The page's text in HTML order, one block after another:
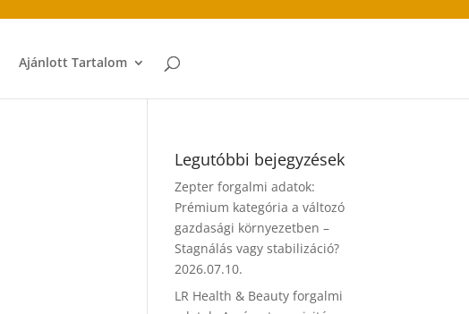
Ajánlott Tartalom
Legutóbbi bejegyzések
Zepter forgalmi adatok:
Prémium kategória a változó
gazdasági környezetben –
Stagnálás vagy stabilizáció?
2026.07.10.
LR Health & Beauty forgalmi